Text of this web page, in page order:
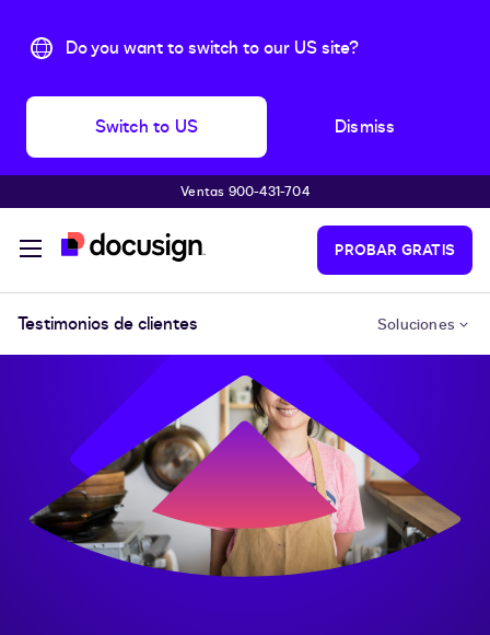
Do you want to switch to our US site?
Switch to US Dismiss
Saltar al contenido principalVentas 900-431-704
PROBAR GRATIS
Testimonios de clientes Soluciones